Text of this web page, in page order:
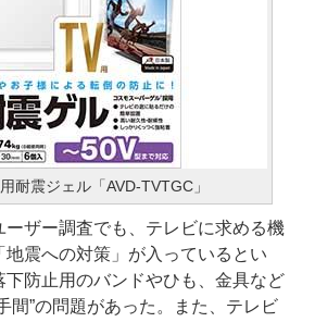
耐震ジェル「AVD-TVTGC」
ザー調査でも、テレビに求める機
震への対策」が入っているとい
下防止用のバンドやひも、金具など
間”の問題があった。また、テレビ